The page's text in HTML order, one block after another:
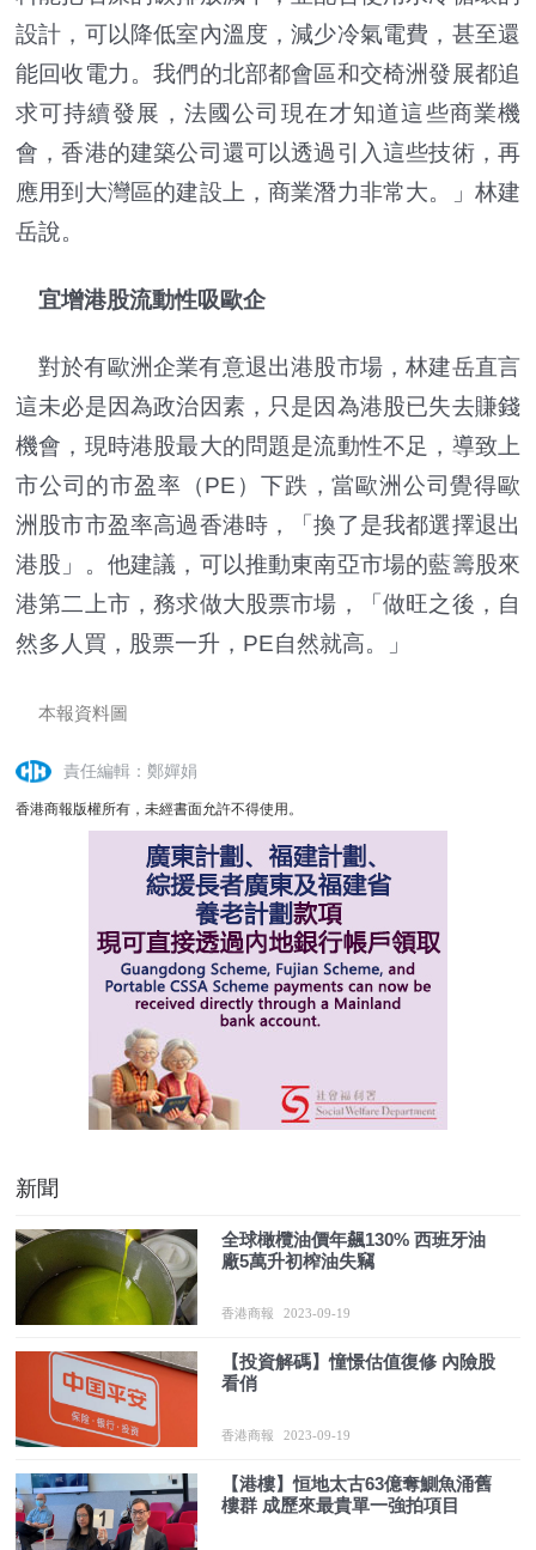
設計，可以降低室內溫度，減少冷氣電費，甚至還
能回收電力。我們的北部都會區和交椅洲發展都追
求可持續發展，法國公司現在才知道這些商業機
會，香港的建築公司還可以透過引入這些技術，再
應用到大灣區的建設上，商業潛力非常大。」林建
岳說。
宜增港股流動性吸歐企
對於有歐洲企業有意退出港股市場，林建岳直言
這未必是因為政治因素，只是因為港股已失去賺錢
機會，現時港股最大的問題是流動性不足，導致上
市公司的市盈率（PE）下跌，當歐洲公司覺得歐
洲股市市盈率高過香港時，「換了是我都選擇退出
港股」。他建議，可以推動東南亞市場的藍籌股來
港第二上市，務求做大股票市場，「做旺之後，自
然多人買，股票一升，PE自然就高。」
本報資料圖
責任編輯：鄭嬋娟
香港商報版權所有，未經書面允許不得使用。
新聞
全球橄欖油價年飆130% 西班牙油
廠5萬升初榨油失竊
香港商報 2023-09-19
【投資解碼】憧憬估值復修 內險股
看俏
香港商報 2023-09-19
【港樓】恒地太古63億奪鰂魚涌舊
樓群 成歷來最貴單一強拍項目